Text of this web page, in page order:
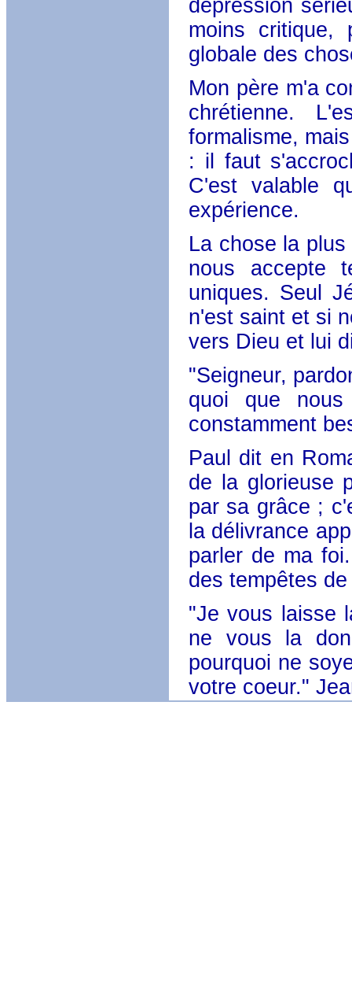
dépression
moins critique,
globale des
Mon père m'a
chrétienne.
formalisme,
: il faut
C'est valable
expérience.
La chose la
nous accepte
uniques. Seul
n'est saint et si
vers Dieu et lui
"Seigneur,
quoi que
constamment
Paul dit en
de la glorieuse
par sa grâce ;
la délivrance
parler de ma
des tempêtes
"Je vous laisse
ne vous la
pourquoi ne
votre coeur."